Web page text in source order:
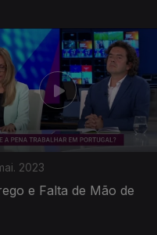
2023
e Falta de Mão de